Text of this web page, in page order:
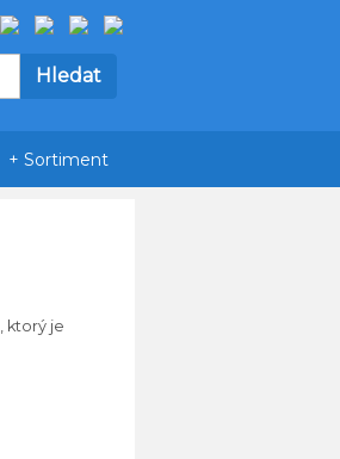
, ktorý je
+ Sortiment